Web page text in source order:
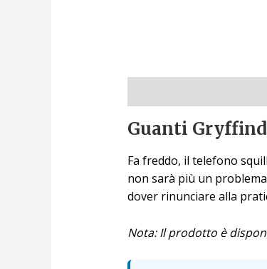
Guanti
Fa freddo, il telefono
non sarà più un
dover rinunciare alla
Nota: Il prodotto è